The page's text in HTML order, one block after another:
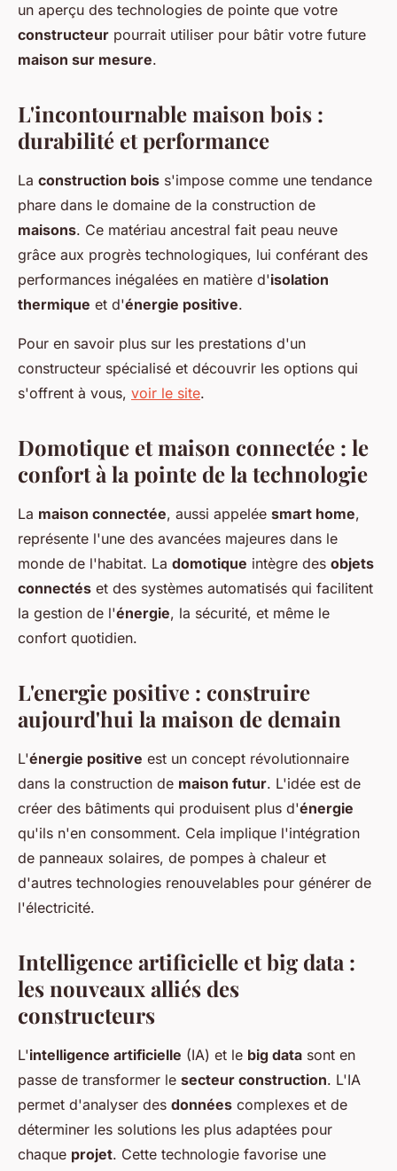
un aperçu des technologies de pointe que votre
constructeur pourrait utiliser pour bâtir votre future
maison sur mesure.
L'incontournable maison bois :
durabilité et performance
La construction bois s'impose comme une tendance
phare dans le domaine de la construction de
maisons. Ce matériau ancestral fait peau neuve
grâce aux progrès technologiques, lui conférant des
performances inégalées en matière d'isolation
thermique et d'énergie positive.
Pour en savoir plus sur les prestations d'un
constructeur spécialisé et découvrir les options qui
s'offrent à vous, voir le site.
Domotique et maison connectée : le
confort à la pointe de la technologie
La maison connectée, aussi appelée smart home,
représente l'une des avancées majeures dans le
monde de l'habitat. La domotique intègre des objets
connectés et des systèmes automatisés qui facilitent
la gestion de l'énergie, la sécurité, et même le
confort quotidien.
L'energie positive : construire
aujourd'hui la maison de demain
L'énergie positive est un concept révolutionnaire
dans la construction de maison futur. L'idée est de
créer des bâtiments qui produisent plus d'énergie
qu'ils n'en consomment. Cela implique l'intégration
de panneaux solaires, de pompes à chaleur et
d'autres technologies renouvelables pour générer de
l'électricité.
Intelligence artificielle et big data :
les nouveaux alliés des
constructeurs
L'intelligence artificielle (IA) et le big data sont en
passe de transformer le secteur construction. L'IA
permet d'analyser des données complexes et de
déterminer les solutions les plus adaptées pour
chaque projet. Cette technologie favorise une